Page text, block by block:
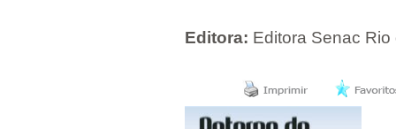
Editora: Editora Senac